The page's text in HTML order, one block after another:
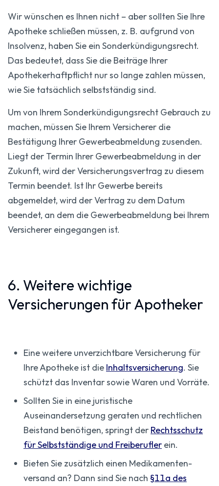
Wir wünschen es Ihnen nicht – aber sollten Sie Ihre
Apotheke schließen müssen, z. B. aufgrund von
Insolvenz, haben Sie ein Sonderkündigungsrecht.
Das bedeutet, dass Sie die Beiträge Ihrer
Apothekerhaftpflicht nur so lange zahlen müssen,
wie Sie tatsächlich selbstständig sind.
Um von Ihrem Sonderkündigungsrecht Gebrauch zu
machen, müssen Sie Ihrem Versicherer die
Bestätigung Ihrer Gewerbeabmeldung zusenden.
Liegt der Termin Ihrer Gewerbeabmeldung in der
Zukunft, wird der Versicherungsvertrag zu diesem
Termin beendet. Ist Ihr Gewerbe bereits
abgemeldet, wird der Vertrag zu dem Datum
beendet, an dem die Gewerbeabmeldung bei Ihrem
Versicherer eingegangen ist.
6. Weitere wichtige
Versicherungen für Apotheker
Eine weitere unverzichtbare Versicherung für
Ihre Apotheke ist die Inhaltsversicherung. Sie
schützt das Inventar sowie Waren und Vorräte.
Sollten Sie in eine juristische
Auseinandersetzung geraten und rechtlichen
Beistand benötigen, springt der Rechtsschutz
für Selbstständige und Freiberufler ein.
Bieten Sie zusätzlich einen Medikamenten­
versand an? Dann sind Sie nach §11a des